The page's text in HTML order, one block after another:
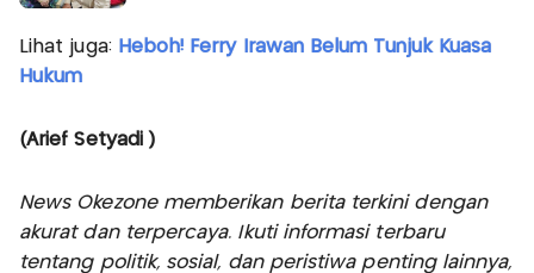
Lihat juga: Heboh! Ferry Irawan Belum Tunjuk Kuasa
Hukum
(Arief Setyadi )
News Okezone memberikan berita terkini dengan
akurat dan terpercaya. Ikuti informasi terbaru
tentang politik, sosial, dan peristiwa penting lainnya,